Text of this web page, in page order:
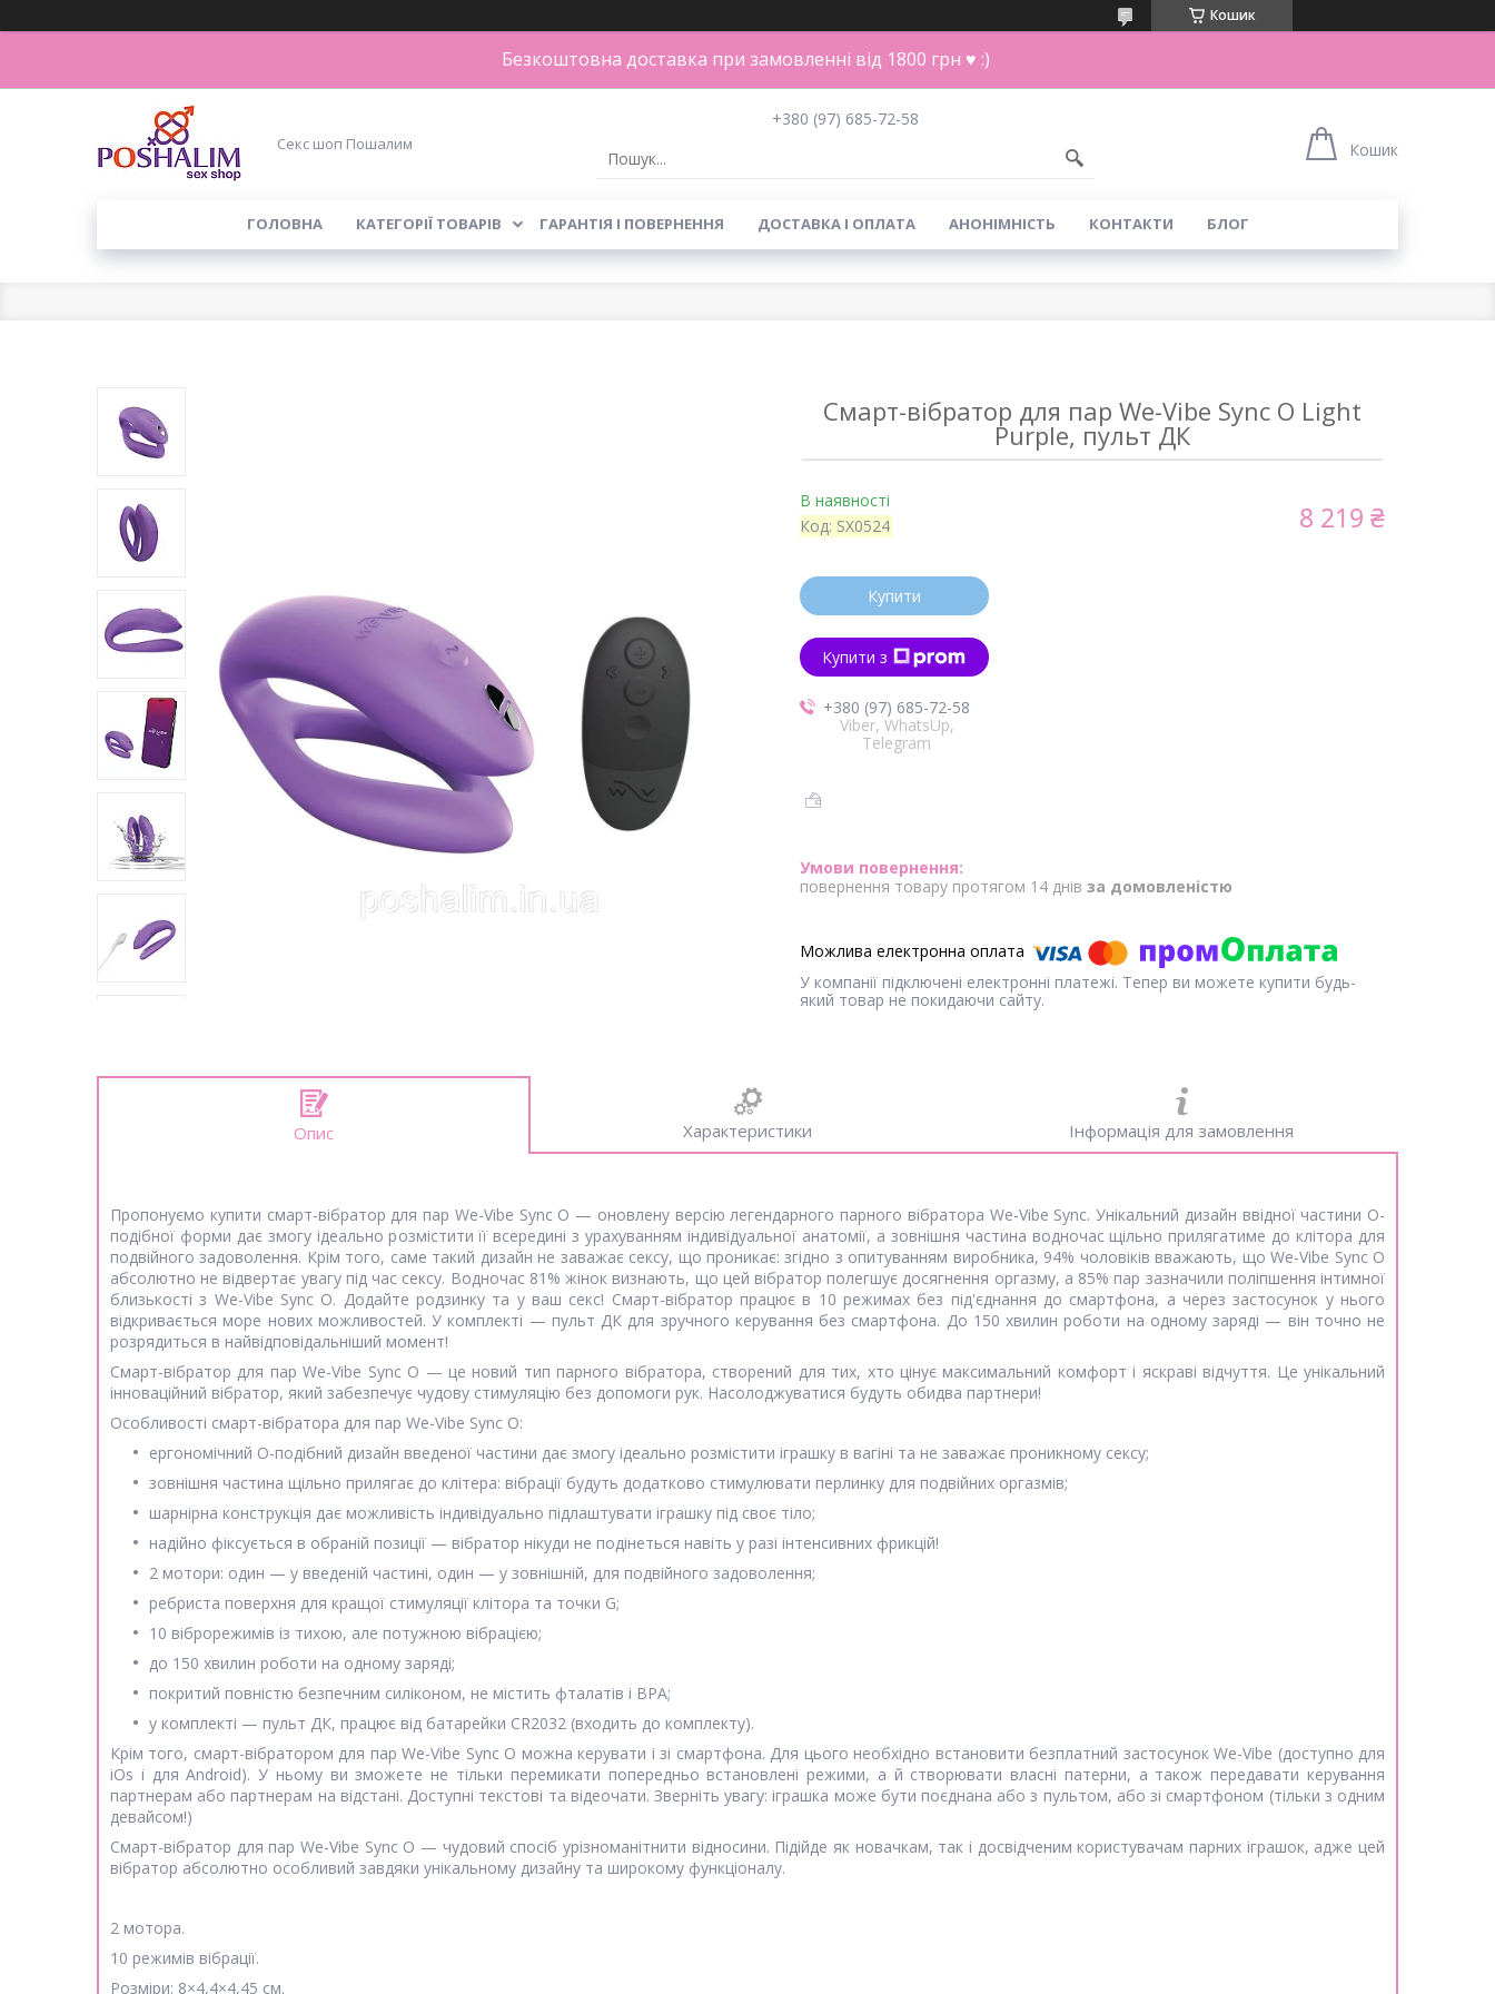
Кошик
Безкоштовна доставка при замовленні від 1800 грн ♥ :)
Секс шоп Пошалим
+380 (97) 685-72-58
Кошик
ГОЛОВНА КАТЕГОРІЇ ТОВАРІВ ГАРАНТІЯ І ПОВЕРНЕННЯ ДОСТАВКА І ОПЛАТА АНОНІМНІСТЬ КОНТАКТИ БЛОГ
Смарт-вібратор для пар We-Vibe Sync O Light
Purple, пульт ДК
В наявності
Код: SX0524 8 219 ₴
Купити
Купити з
+380 (97) 685-72-58
Viber, WhatsUp,
Telegram
повернення товару протягом 14 днів за домовленістю
У компанії підключені електронні платежі. Тепер ви можете купити будь-
який товар не покидаючи сайту.
Опис Характеристики Інформація для замовлення
Пропонуємо купити смарт-вібратор для пар We-Vibe Sync O — оновлену версію легендарного парного вібратора We-Vibe Sync. Унікальний дизайн ввідної частини О-
подібної форми дає змогу ідеально розмістити її всередині з урахуванням індивідуальної анатомії, а зовнішня частина водночас щільно прилягатиме до клітора для
подвійного задоволення. Крім того, саме такий дизайн не заважає сексу, що проникає: згідно з опитуванням виробника, 94% чоловіків вважають, що We-Vibe Sync O
абсолютно не відвертає увагу під час сексу. Водночас 81% жінок визнають, що цей вібратор полегшує досягнення оргазму, а 85% пар зазначили поліпшення інтимної
близькості з We-Vibe Sync O. Додайте родзинку та у ваш секс! Смарт-вібратор працює в 10 режимах без під'єднання до смартфона, а через застосунок у нього
відкривається море нових можливостей. У комплекті — пульт ДК для зручного керування без смартфона. До 150 хвилин роботи на одному заряді — він точно не
розрядиться в найвідповідальніший момент!
Смарт-вібратор для пар We-Vibe Sync O — це новий тип парного вібратора, створений для тих, хто цінує максимальний комфорт і яскраві відчуття. Це унікальний
інноваційний вібратор, який забезпечує чудову стимуляцію без допомоги рук. Насолоджуватися будуть обидва партнери!
Особливості смарт-вібратора для пар We-Vibe Sync O:
ергономічний О-подібний дизайн введеної частини дає змогу ідеально розмістити іграшку в вагіні та не заважає проникному сексу;
зовнішня частина щільно прилягає до клітера: вібрації будуть додатково стимулювати перлинку для подвійних оргазмів;
шарнірна конструкція дає можливість індивідуально підлаштувати іграшку під своє тіло;
надійно фіксується в обраній позиції — вібратор нікуди не подінеться навіть у разі інтенсивних фрикцій!
2 мотори: один — у введеній частині, один — у зовнішній, для подвійного задоволення;
ребриста поверхня для кращої стимуляції клітора та точки G;
10 віброрежимів із тихою, але потужною вібрацією;
до 150 хвилин роботи на одному заряді;
покритий повністю безпечним силіконом, не містить фталатів і BPA;
у комплекті — пульт ДК, працює від батарейки CR2032 (входить до комплекту).
Крім того, смарт-вібратором для пар We-Vibe Sync O можна керувати і зі смартфона. Для цього необхідно встановити безплатний застосунок We-Vibe (доступно для
iOs і для Android). У ньому ви зможете не тільки перемикати попередньо встановлені режими, а й створювати власні патерни, а також передавати керування
партнерам або партнерам на відстані. Доступні текстові та відеочати. Зверніть увагу: іграшка може бути поєднана або з пультом, або зі смартфоном (тільки з одним
девайсом!)
Смарт-вібратор для пар We-Vibe Sync O — чудовий спосіб урізноманітнити відносини. Підійде як новачкам, так і досвідченим користувачам парних іграшок, адже цей
вібратор абсолютно особливий завдяки унікальному дизайну та широкому функціоналу.
2 мотора.
10 режимів вібрації.
Розміри: 8×4,4×4,45 см.